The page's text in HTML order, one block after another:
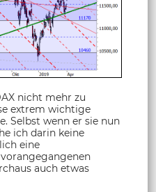
nicht mehr zu
extrem wichtige
Selbst wenn er sie nun
ich darin keine
eine
auch etwas